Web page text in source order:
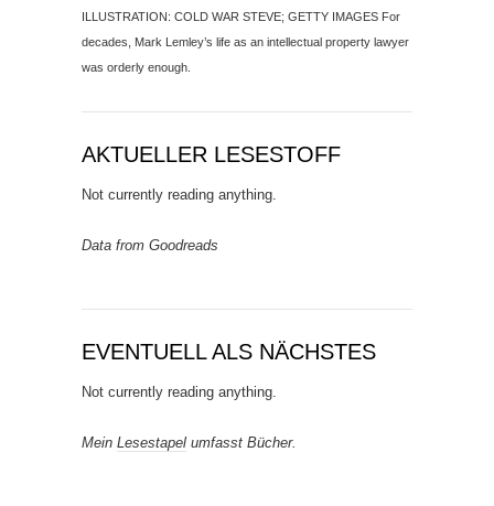
ILLUSTRATION: COLD WAR STEVE; GETTY IMAGES For
decades, Mark Lemley’s life as an intellectual property lawyer
was orderly enough.
AKTUELLER LESESTOFF
Not currently reading anything.
Data from Goodreads
EVENTUELL ALS NÄCHSTES
Not currently reading anything.
Mein Lesestapel umfasst Bücher.